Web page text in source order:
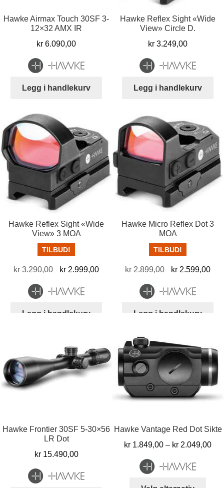
Hawke Airmax Touch 30SF 3-
12×32 AMX IR
kr 6.090,00
Legg i handlekurv
Hawke Reflex Sight «Wide
View» Circle D.
kr 3.249,00
Legg i handlekurv
Hawke Reflex Sight «Wide
View» 3 MOA
TILBUD!
kr3.290,00
Opprinnelig
var:
kr 2.999,00Nåværende
Legg i handlekurv
Hawke Micro Reflex Dot 3
MOA
TILBUD!
kr2.899,00
Opprinnelig
var:
kr 2.599,00
Legg i handlekurv
Hawke Frontier 30SF 5-30×56
LR Dot
kr15.490,00
Hawke Vantage Red Dot Sikte
kr 1.849,00 – kr 2.049,00